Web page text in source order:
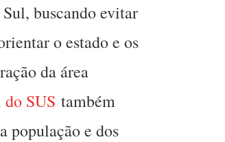
buscando evitar
o estado e os
da área
SUS também
população e dos